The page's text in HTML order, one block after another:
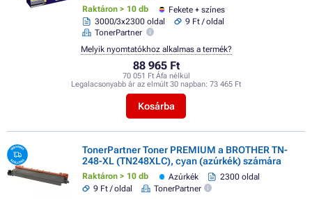
Raktáron > 10 db
Fekete + színes
3000/3x2300 oldal
9 Ft / oldal
TonerPartner
88 965 Ft
70 051 Ft Áfa nélkül
Legalacsonyabb ár az elmúlt 30 napban: 73 465 Ft
Kosárba
Melyik nyomtatókhoz alkalmas a termék?
TonerPartner Toner PREMIUM a BROTHER TN-
248-XL (TN248XLC), cyan (azúrkék) számára
Raktáron > 10 db Azúrkék
2300 oldal
9 Ft / oldal
TonerPartner